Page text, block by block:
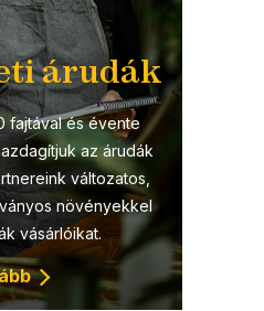
árudák
fajtával és évente
az árudák
változatos,
növényekkel
vásárlóikat.